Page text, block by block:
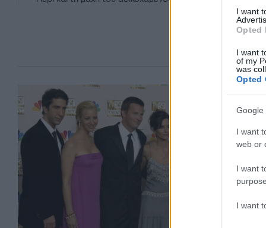
I want
Opted
I want
of my
was
Opted
Google
I want
web or
I want
I want